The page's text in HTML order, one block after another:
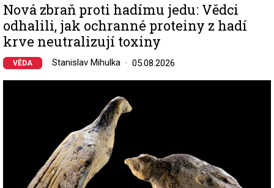
Nová zbraň proti hadímu jedu: Vědci
odhalili, jak ochranné proteiny z hadí
krve neutralizují toxiny
VĚDA Stanislav Mihulka 05.08.2026